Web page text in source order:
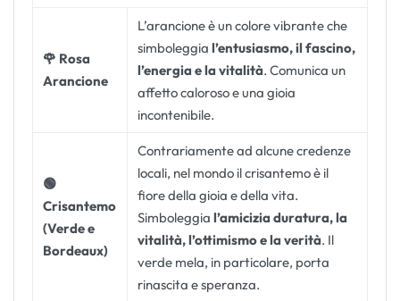
🌹 Rosa
Arancione
L’arancione è un colore vibrante che
simboleggial’entusiasmo, il fascino,
l’energia e la vitalità. Comunica un
affetto caloroso e una gioia
incontenibile.
🟢
Crisantemo
(Verde e
Bordeaux)
Contrariamente ad alcune credenze
locali, nel mondo il crisantemo è il
fiore della gioia e della vita.
Simboleggial’amicizia duratura, la
vitalità, l’ottimismo e la verità. Il
verde mela, in particolare, porta
rinascita e speranza.